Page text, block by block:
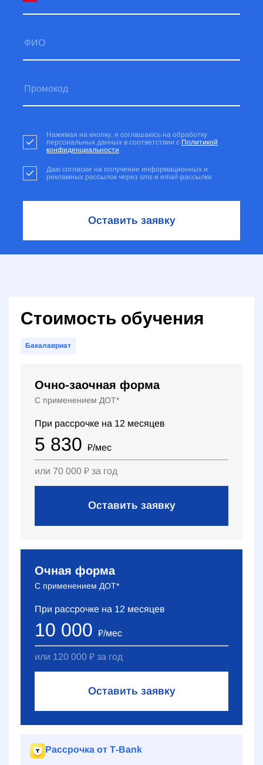
Нажимая на кнопку, я соглашаюсь на обработку
персональных данных в соответствии с Политикой
конфиденциальности
Даю согласие на получение информационных и
рекламных рассылок через sms и email-рассылки
Оставить заявку
Стоимость обучения
Бакалавриат
Очно-заочная форма
С применением ДОТ*
При рассрочке на 12 месяцев
5 830 ₽/мес
или 70 000 ₽ за год
Оставить заявку
Очная форма
С применением ДОТ*
При рассрочке на 12 месяцев
10 000 ₽/мес
или 120 000 ₽ за год
Оставить заявку
Рассрочка от Т‑Bank